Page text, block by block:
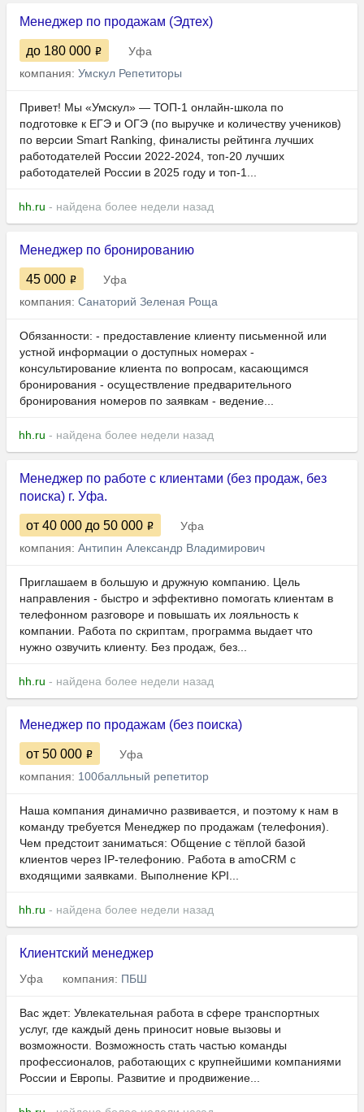
Менеджер по продажам (Эдтех)
до 180 000
Уфа
компания: Умскул Репетиторы
Привет! Мы «Умскул» — ТОП-1 онлайн-школа по
подготовке к ЕГЭ и ОГЭ (по выручке и количеству учеников)
по версии Smart Ranking, финалисты рейтинга лучших
работодателей России 2022-2024, топ-20 лучших
работодателей России в 2025 году и топ-1...
hh.ru - найдена более недели назад
Менеджер по бронированию
45 000
Уфа
компания: Санаторий Зеленая Роща
Обязанности: - предоставление клиенту письменной или
устной информации о доступных номерах -
консультирование клиента по вопросам, касающимся
бронирования - осуществление предварительного
бронирования номеров по заявкам - ведение...
hh.ru - найдена более недели назад
Менеджер по работе с клиентами (без продаж, без
поиска) г. Уфа.
от 40 000 до 50 000
Уфа
компания: Антипин Александр Владимирович
Приглашаем в большую и дружную компанию. Цель
направления - быстро и эффективно помогать клиентам в
телефонном разговоре и повышать их лояльность к
компании. Работа по скриптам, программа выдает что
нужно озвучить клиенту. Без продаж, без...
hh.ru - найдена более недели назад
Менеджер по продажам (без поиска)
от 50 000
Уфа
компания: 100балльный репетитор
Наша компания динамично развивается, и поэтому к нам в
команду требуется Менеджер по продажам (телефония).
Чем предстоит заниматься: Общение с тёплой базой
клиентов через IP-телефонию. Работа в amoCRM с
входящими заявками. Выполнение KPI...
hh.ru - найдена более недели назад
Клиентский менеджер
Уфа компания: ПБШ
Вас ждет: Увлекательная работа в сфере транспортных
услуг, где каждый день приносит новые вызовы и
возможности. Возможность стать частью команды
профессионалов, работающих с крупнейшими компаниями
России и Европы. Развитие и продвижение...